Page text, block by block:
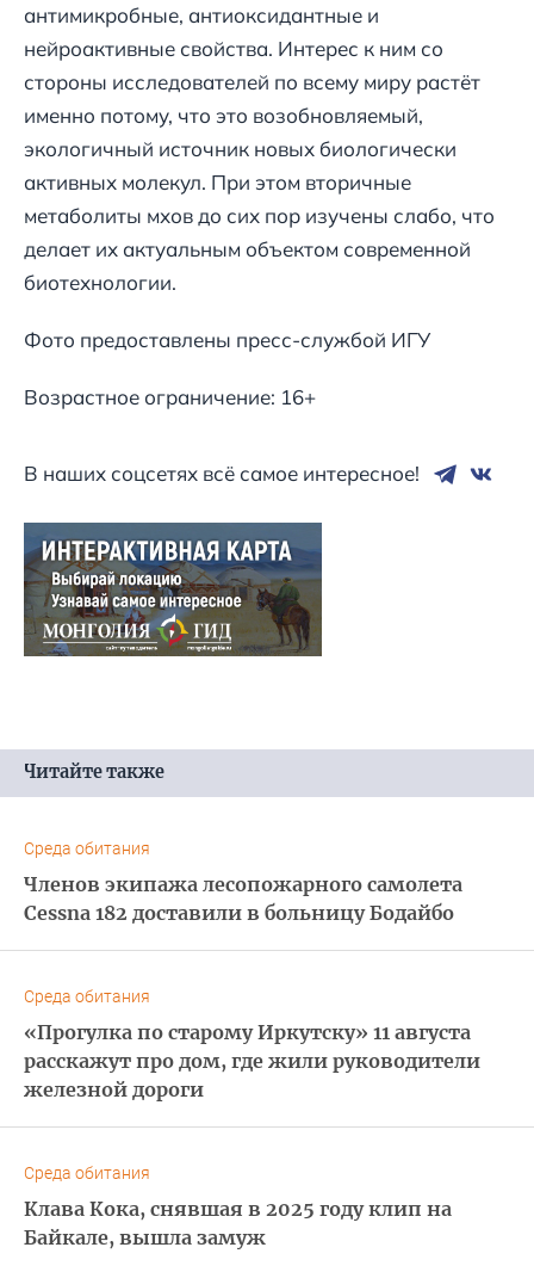
антимикробные, антиоксидантные и
нейроактивные свойства. Интерес к ним со
стороны исследователей по всему миру растёт
именно потому, что это возобновляемый,
экологичный источник новых биологически
активных молекул. При этом вторичные
метаболиты мхов до сих пор изучены слабо, что
делает их актуальным объектом современной
биотехнологии.
Фото предоставлены пресс-службой ИГУ
Возрастное ограничение: 16+
В наших соцсетях всё самое интересное!
Читайте также
Среда обитания
Членов экипажа лесопожарного самолета
Cessna 182 доставили в больницу Бодайбо
Среда обитания
«Прогулка по старому Иркутску» 11 августа
расскажут про дом, где жили руководители
железной дороги
Среда обитания
Клава Кока, снявшая в 2025 году клип на
Байкале, вышла замуж